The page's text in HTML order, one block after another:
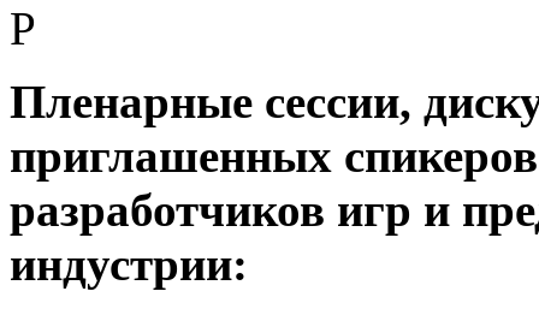
P
Пленарные сессии,
приглашенных
разработчиков игр и
индустрии: